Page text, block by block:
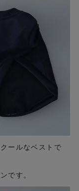
ールなベストで
です。